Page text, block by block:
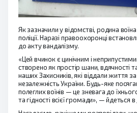
Як зазначили у відомстві, родина
поліції. Наразі правоохоронці
до акту вандалізму.
«Цей вчинок є цинічним і
створено як простір шани, вдячності та
наших Захисників, які віддали життя
незалежність України. Будь-яке
полеглих воїнів — це зневага до
та гідності всієї громади», — йдеться в